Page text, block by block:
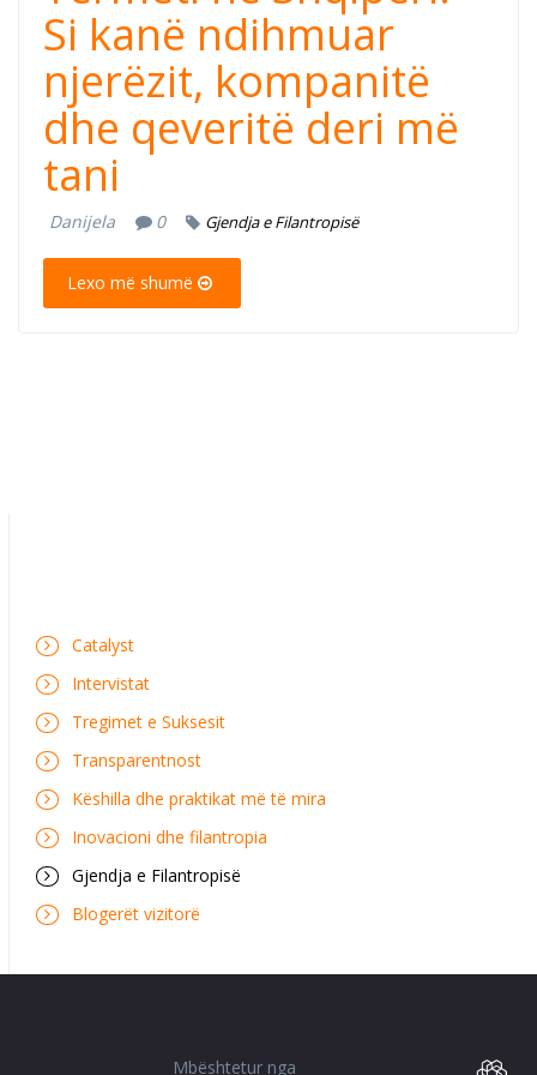
Si kanë ndihmuar
njerëzit, kompanitë
dhe qeveritë deri më
tani
Danijela 0 Gjendja e Filantropisë
Lexo më shumë
Catalyst
Intervistat
Tregimet e Suksesit
Transparentnost
Këshilla dhe praktikat më të mira
Inovacioni dhe filantropia
Gjendja e Filantropisë
Blogerët vizitorë
Mbështetur nga